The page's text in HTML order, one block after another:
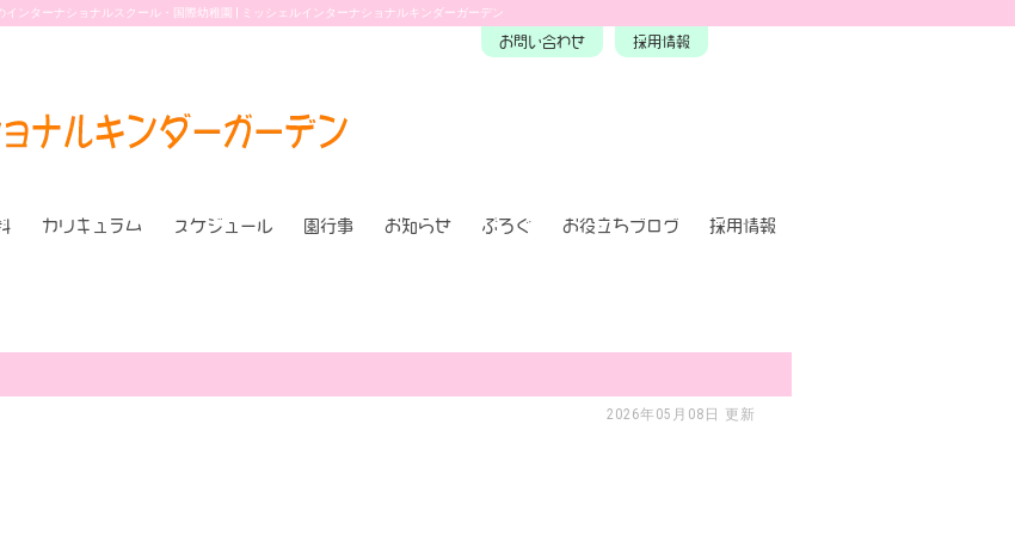
インターナショナルスクール・国際幼稚園 | ミッシェルインターナショナルキンダーガーデン
お問い合わせ 採用情報
カリキュラム スケジュール 園行事 お知らせ ぶろぐ お役立ちブログ 採用情報
2026年05月08日 更新